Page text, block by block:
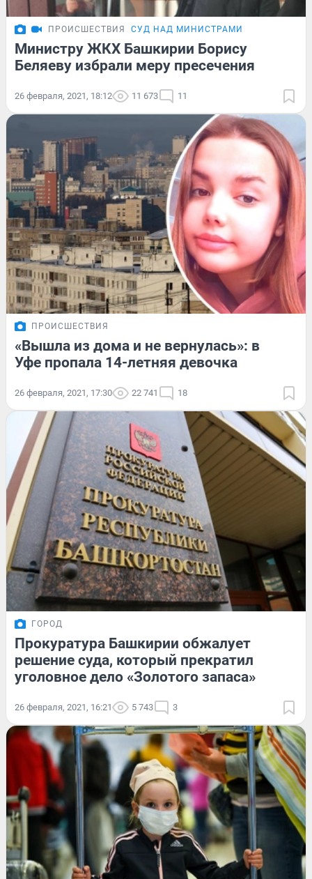
ПРОИСШЕСТВИЯ СУД НАД МИНИСТРАМИ
Министру ЖКХ Башкирии Борису
Беляеву избрали меру пресечения
26 февраля, 2021, 18:12 11 673 11
ПРОИСШЕСТВИЯ
«Вышла из дома и не вернулась»: в
Уфе пропала 14-летняя девочка
26 февраля, 2021, 17:30 22 741 18
ГОРОД
Прокуратура Башкирии обжалует
решение суда, который прекратил
уголовное дело «Золотого запаса»
26 февраля, 2021, 16:21 5 743 3